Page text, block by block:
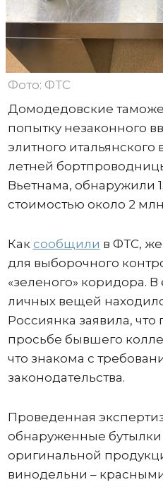
Фото: ФТС
Домодедовские
попытку незаконного
элитного итальянского
летней
Вьетнама, обнаружили
стоимостью около 2
Как сообщили в ФТС,
для выборочного
«зеленого» коридора.
личных вещей
Россиянка заявила,
просьбе бывшего
что знакома с
законодательства.
Проведенная
обнаруженные бутылки
оригинальной
винодельни –